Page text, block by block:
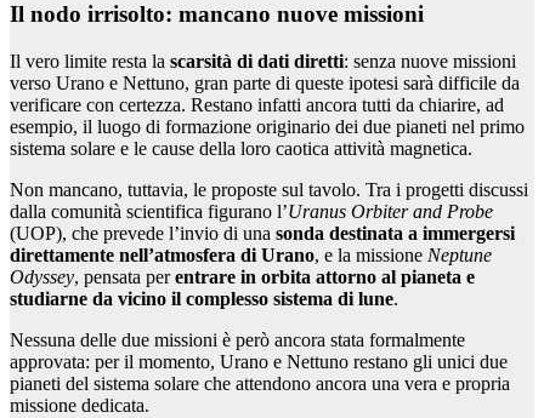
Il nodo irrisolto: mancano nuove missioni
Il vero limite resta la scarsità di dati diretti: senza nuove missioni
verso Urano e Nettuno, gran parte di queste ipotesi sarà difficile da
verificare con certezza. Restano infatti ancora tutti da chiarire, ad
esempio, il luogo di formazione originario dei due pianeti nel primo
sistema solare e le cause della loro caotica attività magnetica.
Non mancano, tuttavia, le proposte sul tavolo. Tra i progetti discussi
dalla comunità scientifica figurano l’Uranus Orbiter and Probe
(UOP), che prevede l’invio di una sonda destinata a immergersi
direttamente nell’atmosfera di Urano, e la missione Neptune
Odyssey, pensata perentrare in orbita attorno al pianeta e
studiarne da vicino il complesso sistema di lune.
Nessuna delle due missioni è però ancora stata formalmente
approvata: per il momento, Urano e Nettuno restano gli unici due
pianeti del sistema solare che attendono ancora una vera e propria
missione dedicata.